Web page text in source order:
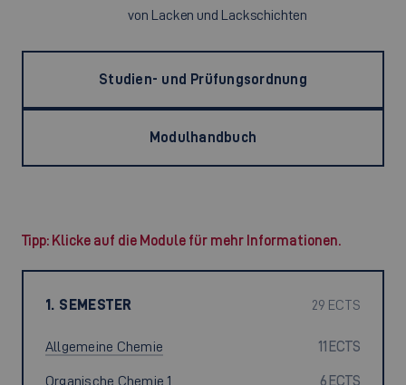
von Lacken und Lackschichten
Studien- und Prüfungsordnung
Modulhandbuch
Tipp: Klicke auf die Module für mehr Informationen.
1. SEMESTER 29 ECTS
Allgemeine Chemie 11 ECTS
Organische Chemie 1 6 ECTS